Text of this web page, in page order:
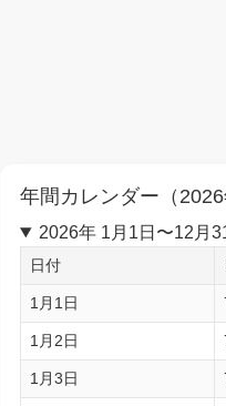
年間カレンダー（
2026年 1月1日〜12月
日付
1月1日
1月2日
1月3日